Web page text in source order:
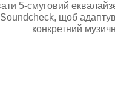
5-смуговий
щоб
конкретний